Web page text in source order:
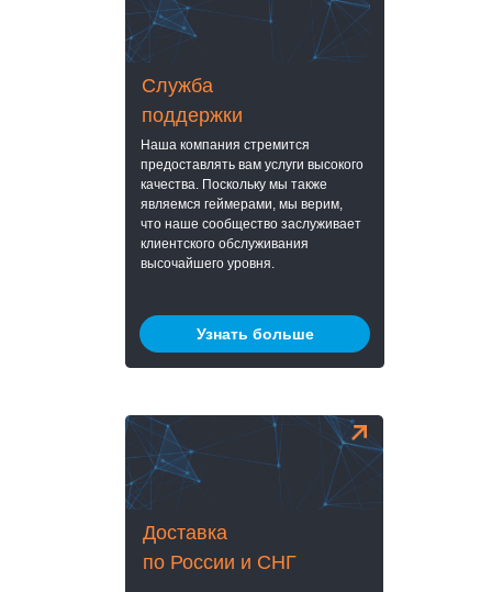
Служба
поддержки
Наша компания стремится
предоставлять вам услуги высокого
качества. Поскольку мы также
являемся геймерами, мы верим,
что наше сообщество заслуживает
клиентского обслуживания
высочайшего уровня.
Узнать больше
Доставка
по России и СНГ